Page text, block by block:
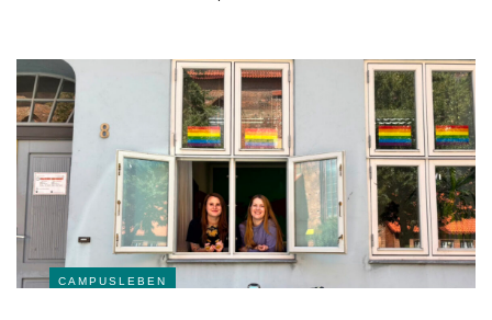
CAMPUSLEBEN